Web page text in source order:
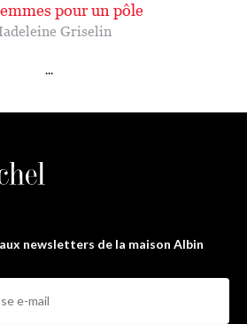
pour un pôle
Griselin
...
newsletters de la maison Albin